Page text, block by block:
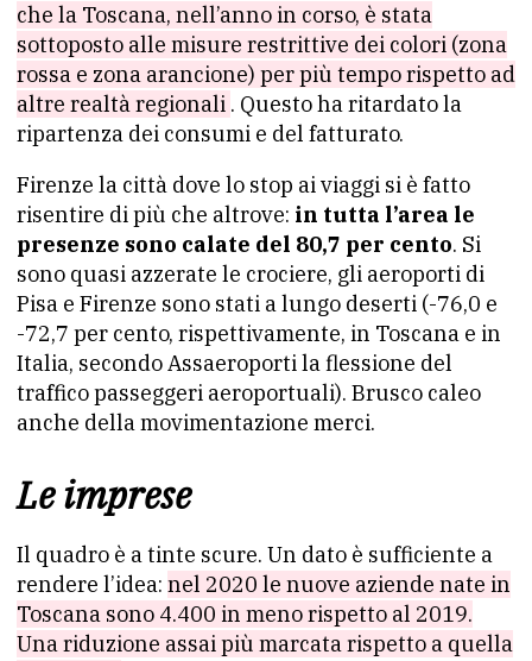
che la Toscana, nell’anno in corso, è stata
sottoposto alle misure restrittive dei colori (zona
rossa e zona arancione) per più tempo rispetto ad
altre realtà regionali . Questo ha ritardato la
ripartenza dei consumi e del fatturato.
Firenze la città dove lo stop ai viaggi si è fatto
risentire di più che altrove: in tutta l’area le
presenze sono calate del 80,7 per cento. Si
sono quasi azzerate le crociere, gli aeroporti di
Pisa e Firenze sono stati a lungo deserti (-76,0 e
-72,7 per cento, rispettivamente, in Toscana e in
Italia, secondo Assaeroporti la flessione del
traffico passeggeri aeroportuali). Brusco caleo
anche della movimentazione merci.
Le imprese
Il quadro è a tinte scure. Un dato è sufficiente a
rendere l’idea: nel 2020 le nuove aziende nate in
Toscana sono 4.400 in meno rispetto al 2019.
Una riduzione assai più marcata rispetto a quella